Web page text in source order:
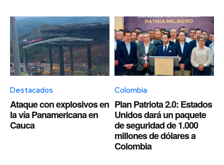
Destacados
Ataque con explosivos en
la vía Panamericana en
Cauca
Colombia
Plan Patriota 2.0: Estados
Unidos dará un paquete
de seguridad de 1.000
millones de dólares a
Colombia